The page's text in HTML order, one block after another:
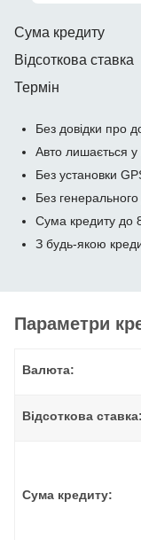
Сума кредиту
Відсоткова ставка
Термін
Без довідки про
Авто лишається у
Без установки
Без
Сума кредиту до
З будь-якою
Параметри
Валюта:
Відсоткова ставка:
Сума кредиту: